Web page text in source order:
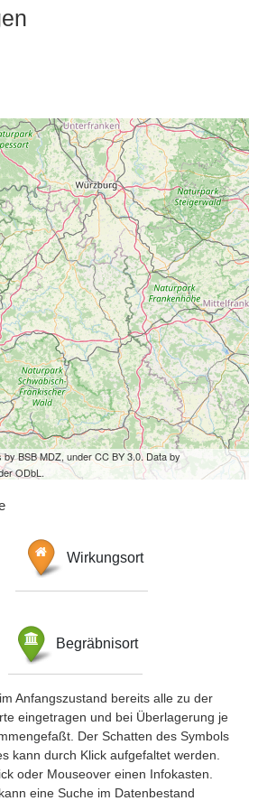
BSB MDZ, under CC BY 3.0. Data by
ODbL.
Wirkungsort
Begräbnisort
Anfangszustand bereits alle zu der
eingetragen und bei Überlagerung je
Der Schatten des Symbols
kann durch Klick aufgefaltet werden.
oder Mouseover einen Infokasten.
eine Suche im Datenbestand